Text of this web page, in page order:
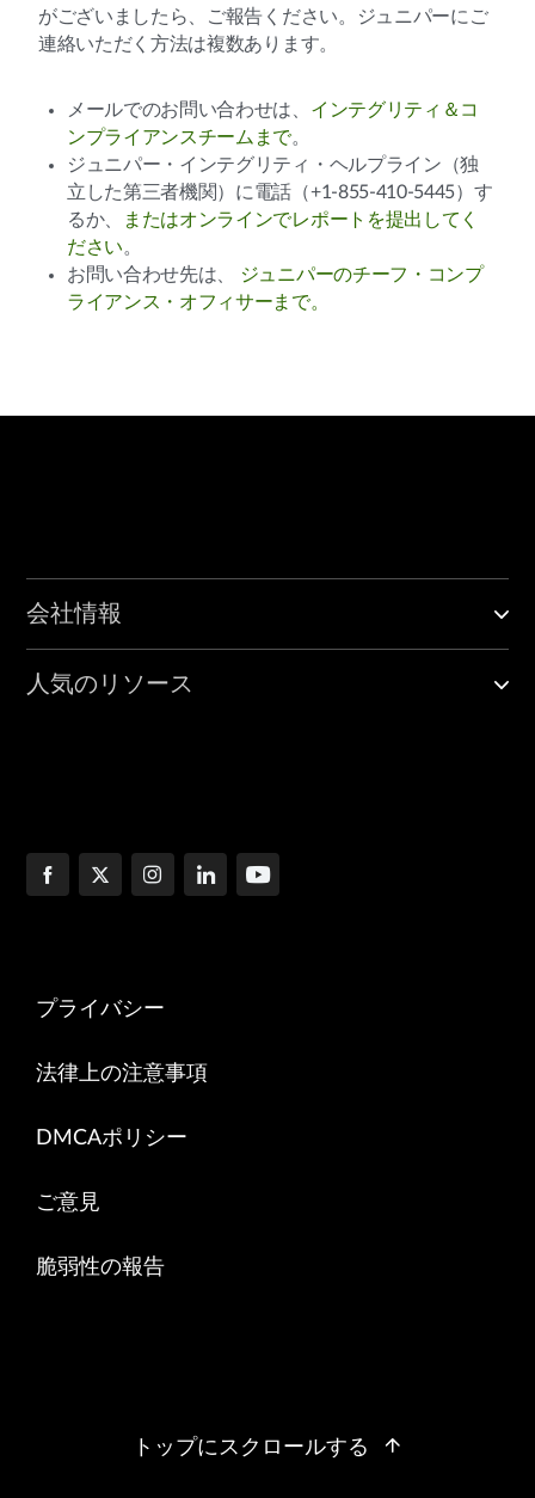
がございましたら、ご報告ください。ジュニパーにご
連絡いただく方法は複数あります。
メールでのお問い合わせは、 インテグリティ＆コ
ンプライアンスチームまで。
ジュニパー・インテグリティ・ヘルプライン（独
立した第三者機関）に電話（+1-855-410-5445）す
るか、
またはオンラインでレポートを提出してく
ださい。
お問い合わせ先は、
ジュニパーのチーフ・コンプ
ライアンス・オフィサーまで。
会社情報
人気のリソース
プライバシー
法律上の注意事項
DMCAポリシー
ご意見
脆弱性の報告
トップにスクロールする